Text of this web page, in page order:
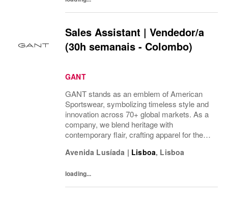
Sales Assistant | Vendedor/a
(30h semanais - Colombo)
GANT
GANT stands as an emblem of American
Sportswear, symbolizing timeless style and
innovation across 70+ global markets. As a
company, we blend heritage with
contemporary flair, crafting apparel for the
brand represents more than fashion; it's a
Avenida Lusíada | Lisboa, Lisboa
loading...